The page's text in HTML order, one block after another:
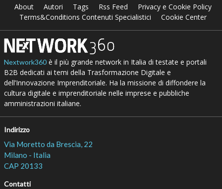
About Autori Tags Rss Feed
Privacy e Cookie Policy
Terms&Conditions Contenuti Specialistici
Cookie Center
Nextwork360è il più grande network in Italia di testate e portali
B2B dedicati ai temi della Trasformazione Digitale e
dell’Innovazione Imprenditoriale. Ha la missione di diffondere la
cultura digitale e imprenditoriale nelle imprese e pubbliche
amministrazioni italiane.
Indirizzo
Via Moretto da Brescia, 22
Milano - Italia
CAP 20133
Contatti